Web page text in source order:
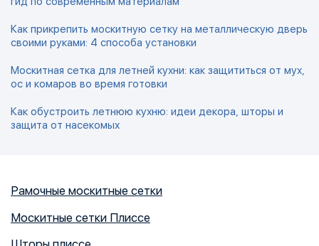
Как прикрепить москитную сетку на металлическую дверь
своими руками: 4 способа установки
Москитная сетка для летней кухни: как защититься от мух,
ос и комаров во время готовки
Как обустроить летнюю кухню: идеи декора, шторы и
защита от насекомых
Рамочные москитные сетки
Москитные сетки Плиссе